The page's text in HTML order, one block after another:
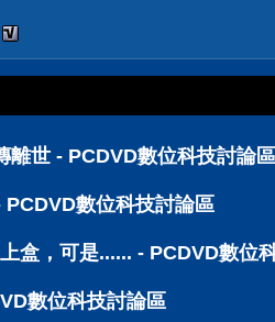
離世 - PCDVD數位科技討論區
數位科技討論區
盒，可是...... - PCDVD數位
數位科技討論區